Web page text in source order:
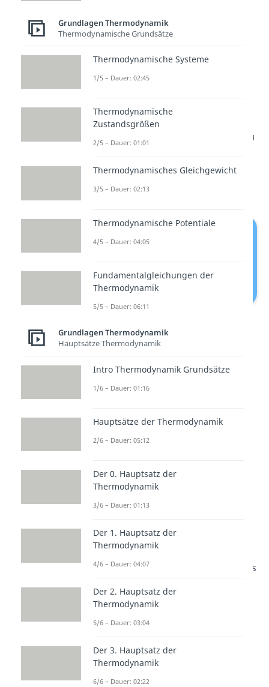
Maschine, welche die Energie aus
Mit ihren üblichen Energiequellen
Luft,Erdeoder
umweltfreundlicher
Heizsysteme. Um diese Quellen zu
betreiben zu können, ist
elektrische Energie
Wärmepumpen sind eigentlich
Kühlschränkemit umgekehrter
Funktionsweise
Innenraum und gibt sie an die
Umgebung ab, während die
die Wärme entzieht und sie als
Heizenergie zum Haus
transportiert.
Gut zu wissen:Die Wärmepumpe
Funktionsweise
physikalischen Phänomen namens
Joule-Thomson-Effekt
Demnachkühlt
sobald es durch eine
Folge, dass der Druck des Gases
abnimmt. Es
Grundlagen Thermodynamik
Thermodynamische Grundsätze
Thermodynamische Systeme
1/5 – Dauer: 02:45
Thermodynamische
Zustandsgrößen
2/5 – Dauer: 01:01
Thermodynamisches Gleichgewicht
3/5 – Dauer: 02:13
Thermodynamische Potentiale
4/5 – Dauer: 04:05
Fundamentalgleichungen der
Thermodynamik
5/5 – Dauer: 06:11
Grundlagen Thermodynamik
Hauptsätze Thermodynamik
Intro Thermodynamik Grundsätze
1/6 – Dauer: 01:16
Hauptsätze der Thermodynamik
2/6 – Dauer: 05:12
Der 0. Hauptsatz der
Thermodynamik
3/6 – Dauer: 01:13
Der 1. Hauptsatz der
Thermodynamik
4/6 – Dauer: 04:07
Der 2. Hauptsatz der
Thermodynamik
5/6 – Dauer: 03:04
Der 3. Hauptsatz der
Thermodynamik
6/6 – Dauer: 02:22